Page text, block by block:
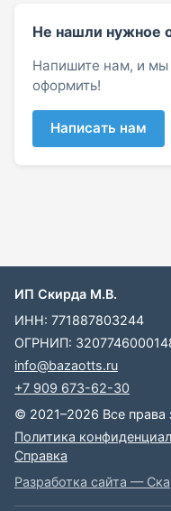
Не нашли нужное
Напишите нам, и
оформить!
Написать нам
ИП Скирда М.В.
ИНН: 771887803244
ОГРНИП:
info@bazaotts.ru
+7 909 673-62-30
© 2021–2026 Все
Политика
Справка
Разработка сайта —